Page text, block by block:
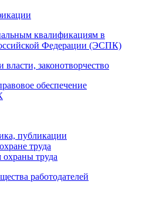
квалификациям в
Федерации (ЭСПК)
законотворчество
обеспечение
публикации
труда
труда
работодателей